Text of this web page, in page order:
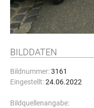
BILDDATEN
Bildnummer:3161
Eingestellt:24.06.2022
Bildquellenangabe: